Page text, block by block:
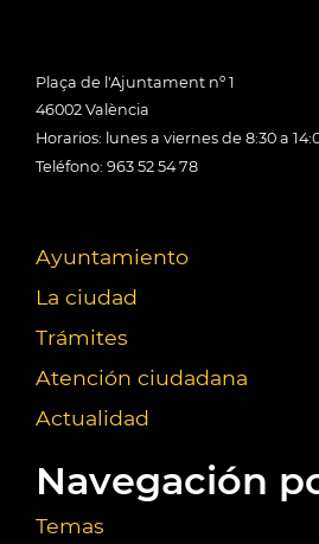
Plaça de l'Ajuntament nº 1
46002 València
Horarios: lunes a viernes de 8:30 a
Teléfono: 963 52 54 78
Ayuntamiento
La ciudad
Trámites
Atención ciudadana
Actualidad
Navegación
Temas